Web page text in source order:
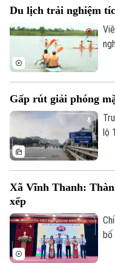
Du lịch trải nghiệm
Gấp rút giải phóng
lộ
và
Xã Vĩnh Thanh:
xếp
bố